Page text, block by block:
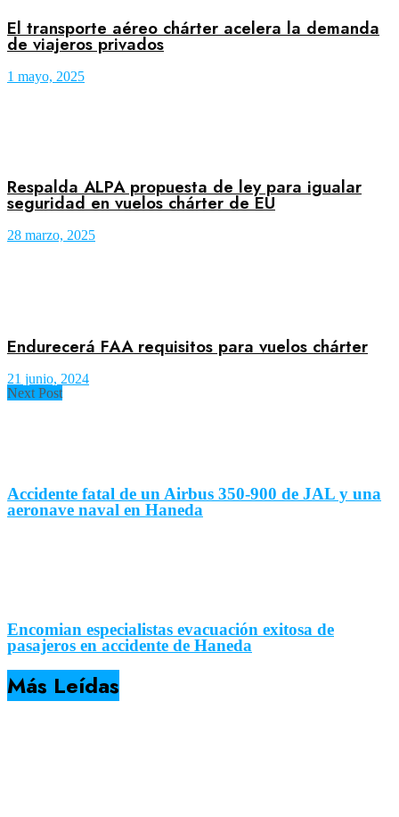
El transporte aéreo chárter acelera la demanda
de viajeros privados
1 mayo, 2025
Respalda ALPA propuesta de ley para igualar
seguridad en vuelos chárter de EU
28 marzo, 2025
Endurecerá FAA requisitos para vuelos chárter
21 junio, 2024
Next Post
Accidente fatal de un Airbus 350-900 de JAL y una
aeronave naval en Haneda
Encomian especialistas evacuación exitosa de
pasajeros en accidente de Haneda
Más Leídas